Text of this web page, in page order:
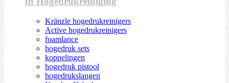
Kränzle hogedrukreinigers
Active hogedrukreinigers
foamlance
hogedruk sets
koppelingen
hogedruk pistool
hogedrukslangen